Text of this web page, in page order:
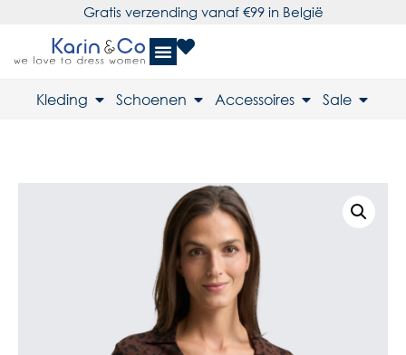
Gratis verzending vanaf €99 in België
Kleding Schoenen Accessoires Sale